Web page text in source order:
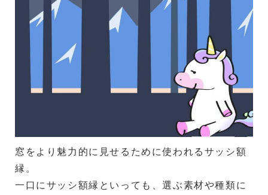
窓をより魅力的に見せるために使われるサッシ額
縁。
一口にサッシ額縁といっても、選ぶ素材や種類に